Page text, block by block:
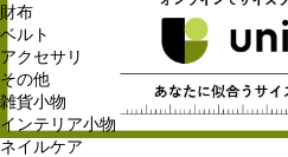
財布
ベルト
アクセサリ
その他
雑貨小物
インテリア小物
ネイルケア